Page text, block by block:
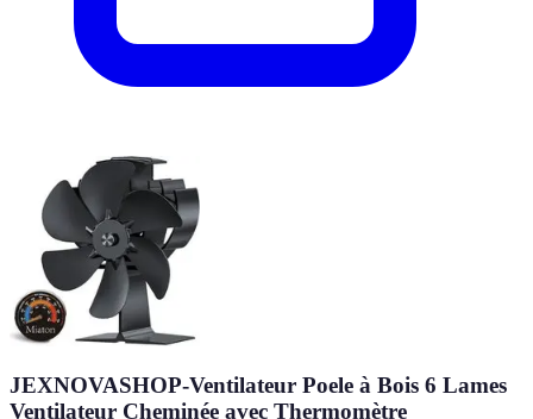
JEXNOVASHOP-Ventilateur Poele à Bois 6 Lames
Ventilateur Cheminée avec Thermomètre